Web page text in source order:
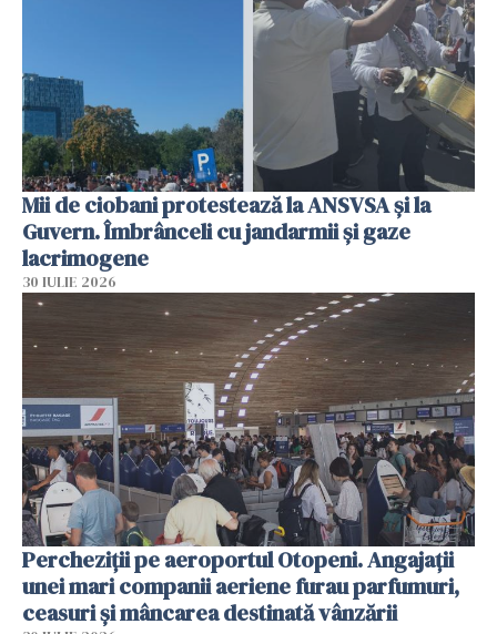
Mii de ciobani protestează la ANSVSA și la
Guvern. Îmbrânceli cu jandarmii și gaze
lacrimogene
30 IULIE 2026
Percheziții pe aeroportul Otopeni. Angajații
unei mari companii aeriene furau parfumuri,
ceasuri și mâncarea destinată vânzării